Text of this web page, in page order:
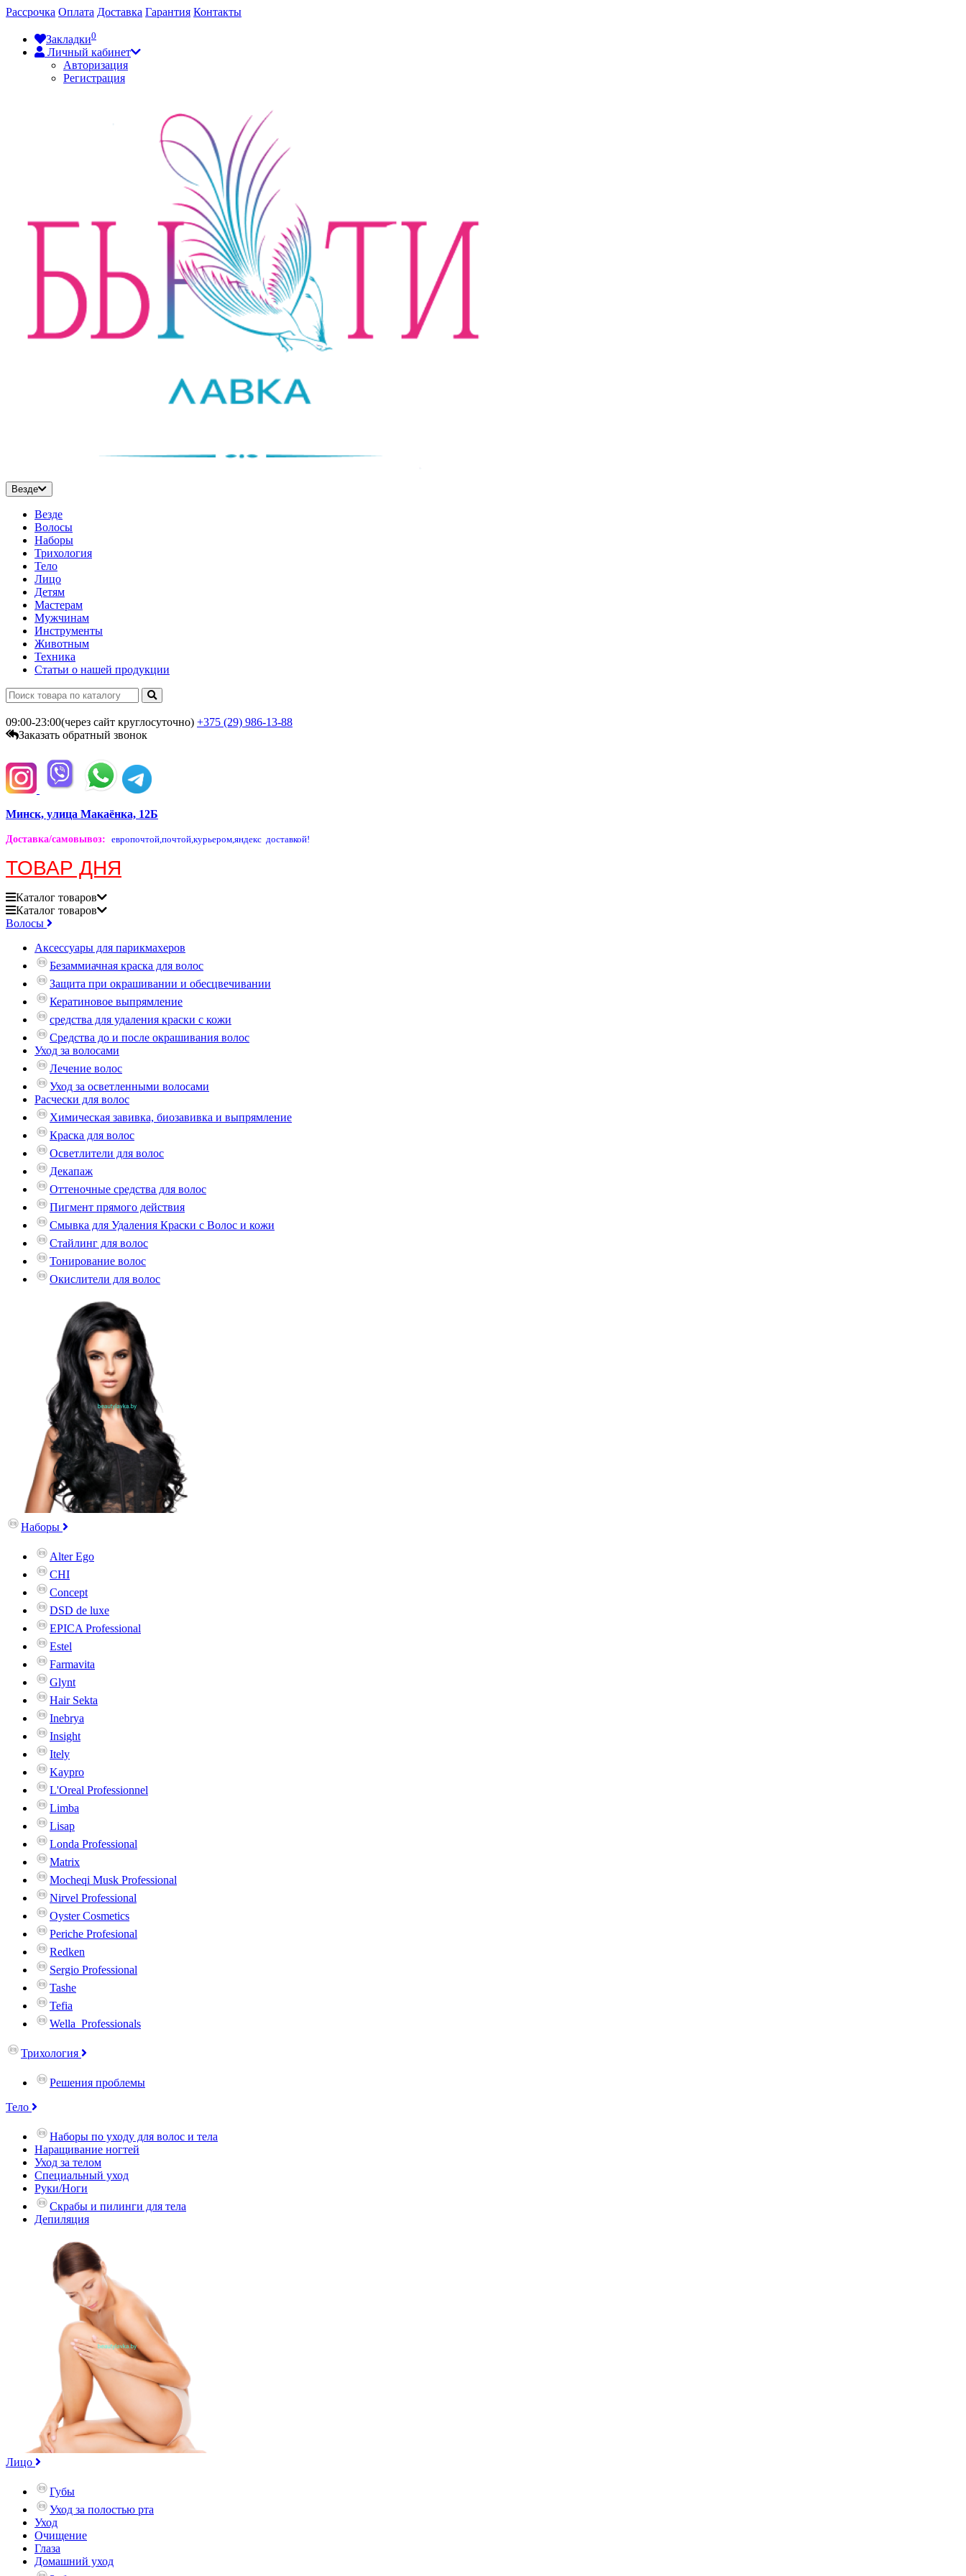
Рассрочка Оплата Доставка Гарантия Контакты
Закладки0
Личный кабинет
Авторизация
Регистрация
Везде
Везде
Волосы
Наборы
Трихология
Тело
Лицо
Детям
Мастерам
Мужчинам
Инструменты
Животным
Техника
Статьи о нашей продукции
09:00-23:00(через сайт круглосуточно) +375 (29) 986-13-88
Заказать обратный звонок
Минск, улица Макаёнка, 12Б
Доставка/самовывоз: европочтой,почтой,курьером,яндекс доставкой!
ТОВАР ДНЯ
Каталог товаров
Каталог товаров
Волосы
Аксессуары для парикмахеров
Безаммиачная краска для волос
Защита при окрашивании и обесцвечивании
Кератиновое выпрямление
средства для удаления краски с кожи
Средства до и после окрашивания волос
Уход за волосами
Лечение волос
Уход за осветленными волосами
Расчески для волос
Химическая завивка, биозавивка и выпрямление
Краска для волос
Осветлители для волос
Декапаж
Оттеночные средства для волос
Пигмент прямого действия
Смывка для Удаления Краски с Волос и кожи
Стайлинг для волос
Тонирование волос
Окислители для волос
Наборы
Alter Ego
CHI
Concept
DSD de luxe
EPICA Professional
Estel
Farmavita
Glynt
Hair Sekta
Inebrya
Insight
Itely
Kaypro
L'Oreal Professionnel
Limba
Lisap
Londa Professional
Matrix
Mocheqi Musk Professional
Nirvel Professional
Oyster Cosmetics
Periche Profesional
Redken
Sergio Professional
Tashe
Tefia
Wella_Professionals
Трихология
Решения проблемы
Тело
Наборы по уходу для волос и тела
Наращивание ногтей
Уход за телом
Специальный уход
Руки/Ноги
Скрабы и пилинги для тела
Депиляция
Лицо
Губы
Уход за полостью рта
Уход
Очищение
Глаза
Домашний уход